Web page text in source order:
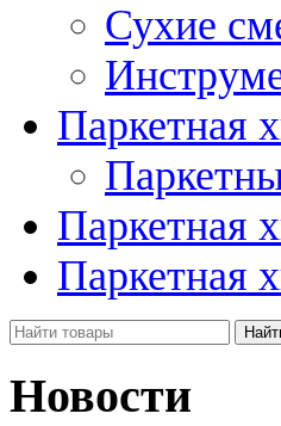
Сухие
Паркетная
Паркетная
Паркетная
Новости